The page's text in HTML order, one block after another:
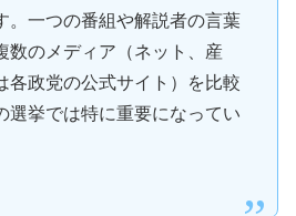
。一つの番組や解説者の言葉
数のメディア（ネット、産
各政党の公式サイト）を比較
選挙では特に重要になってい